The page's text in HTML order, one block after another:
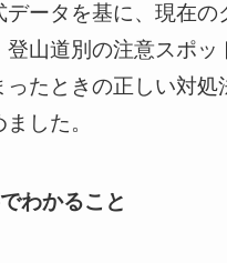
データを基に、現在の
登山道別の注意スポッ
ったときの正しい対処
した。
わかること